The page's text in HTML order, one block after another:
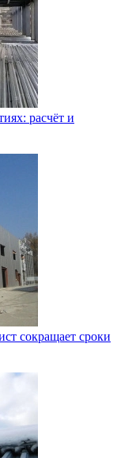
расчёт и
сокращает сроки